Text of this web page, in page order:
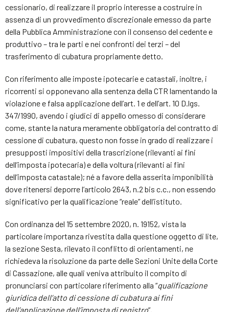
cessionario, di realizzare il proprio interesse a costruire in
assenza di un provvedimento discrezionale emesso da parte
della Pubblica Amministrazione con il consenso del cedente e
produttivo – tra le parti e nei confronti dei terzi – del
trasferimento di cubatura propriamente detto.
Con riferimento alle imposte ipotecarie e catastali, inoltre, i
ricorrenti si opponevano alla sentenza della CTR lamentando la
violazione e falsa applicazione dell’art. 1 e dell’art. 10 D.lgs.
347/1990, avendo i giudici di appello omesso di considerare
come, stante la natura meramente obbligatoria del contratto di
cessione di cubatura, questo non fosse in grado di realizzare i
presupposti impositivi della trascrizione (rilevanti ai fini
dell’imposta ipotecaria) e della voltura (rilevanti ai fini
dell’imposta catastale); né a favore della asserita imponibilità
dove ritenersi deporre l’articolo 2643, n.2 bis c.c., non essendo
significativo per la qualificazione “reale” dell’istituto.
Con ordinanza del 15 settembre 2020, n. 19152, vista la
particolare importanza rivestita dalla questione oggetto di lite,
la sezione Sesta, rilevato il conflitto di orientamenti, ne
richiedeva la risoluzione da parte delle Sezioni Unite della Corte
di Cassazione, alle quali veniva attribuito il compito di
pronunciarsi con particolare riferimento alla “qualificazione
giuridica dell’atto di cessione di cubatura ai fini
dell’applicazione dell’imposta di registro”.